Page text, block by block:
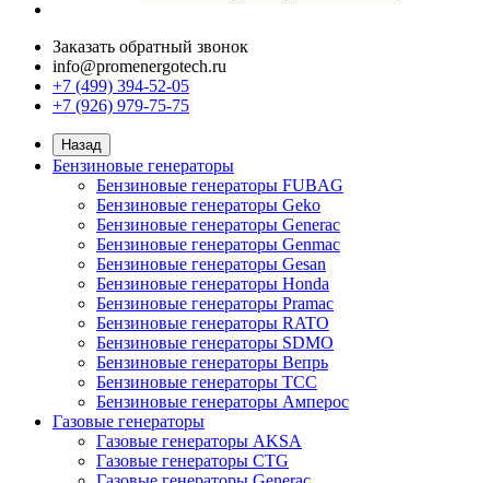
Заказать обратный звонок
info@promenergotech.ru
+7 (499) 394-52-05
+7 (926) 979-75-75
Назад
Бензиновые генераторы
Бензиновые генераторы FUBAG
Бензиновые генераторы Geko
Бензиновые генераторы Generac
Бензиновые генераторы Genmac
Бензиновые генераторы Gesan
Бензиновые генераторы Honda
Бензиновые генераторы Pramac
Бензиновые генераторы RATO
Бензиновые генераторы SDMO
Бензиновые генераторы Вепрь
Бензиновые генераторы ТСС
Бензиновые генераторы Амперос
Газовые генераторы
Газовые генераторы AKSA
Газовые генераторы CTG